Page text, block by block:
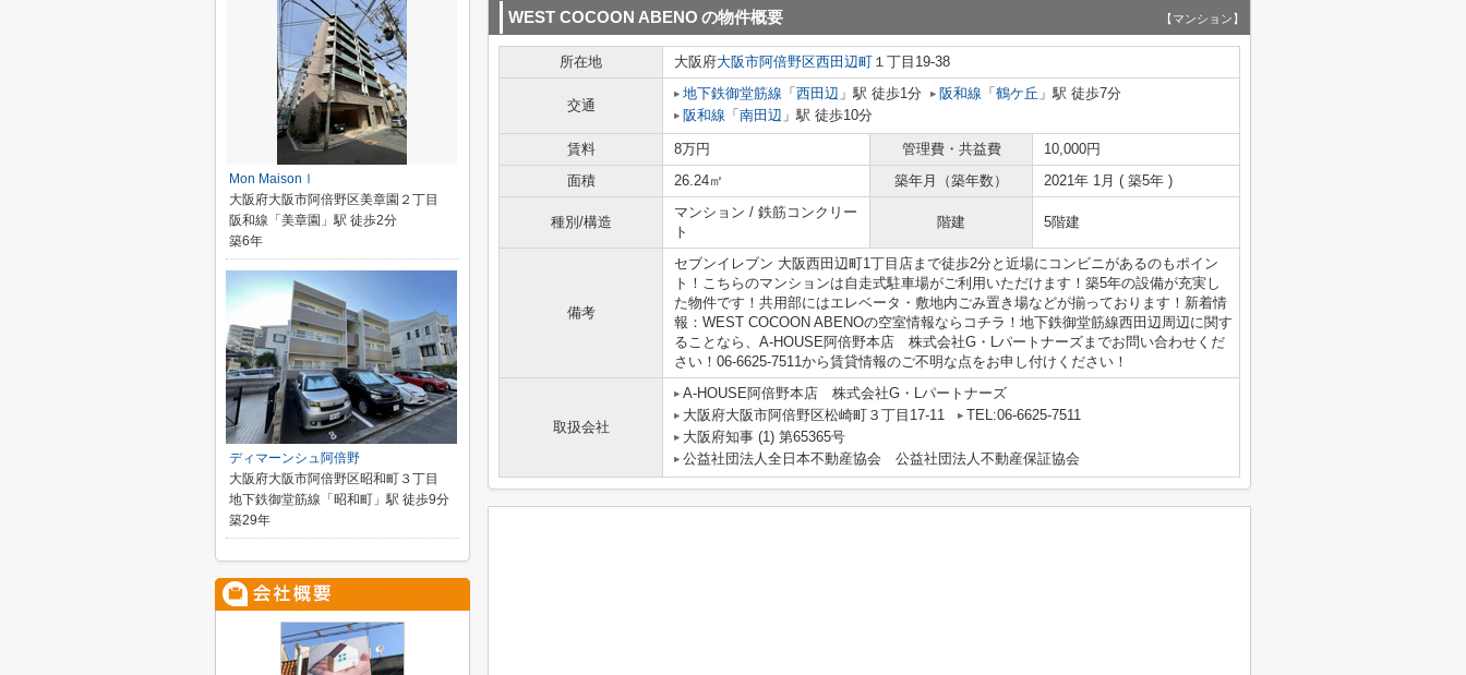
WEST COCOON ABENO の物件概要 【マンション】
所在地 大阪府大阪市阿倍野区西田辺町 １丁目19-38
交通
地下鉄御堂筋線 「 西田辺 」駅 徒歩1分 阪和線 「 鶴ケ丘 」駅 徒歩7分
阪和線 「 南田辺 」駅 徒歩10分
賃料 8万円 管理費・共益費
10,000円
面積
26.24㎡ 築年月（築年数） 2021年 1月 ( 築5年 )
種別/構造
マンション / 鉄筋コンクリー
ト
階建 5階建
備考
セブンイレブン 大阪西田辺町1丁目店まで徒歩2分と近場にコンビニがあるのもポイン
ト！こちらのマンションは自走式駐車場がご利用いただけます！築5年の設備が充実し
た物件です！共用部にはエレベータ・敷地内ごみ置き場などが揃っております！新着情
報：WEST COCOON ABENOの空室情報ならコチラ！地下鉄御堂筋線西田辺周辺に関す
ることなら、A-HOUSE阿倍野本店 株式会社G・Lパートナーズまでお問い合わせくだ
さい！06-6625-7511から賃貸情報のご不明な点をお申し付けください！
取扱会社
A-HOUSE阿倍野本店 株式会社G・Lパートナーズ
大阪府大阪市阿倍野区松崎町３丁目17-11
TEL:06-6625-7511
大阪府知事 (1) 第65365号
公益社団法人全日本不動産協会 公益社団法人不動産保証協会
Mon MaisonⅠ
大阪府大阪市阿倍野区美章園２丁目
阪和線「美章園」駅 徒歩2分
築6年
ディマーンシュ阿倍野
大阪府大阪市阿倍野区昭和町３丁目
地下鉄御堂筋線「昭和町」駅 徒歩9分
築29年